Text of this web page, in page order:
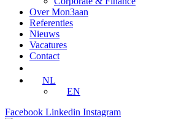
Over Mon3aan
Referenties
Nieuws
Vacatures
Contact
NL
EN
Facebook Linkedin Instagram